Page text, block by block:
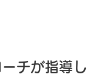
ーチが指導